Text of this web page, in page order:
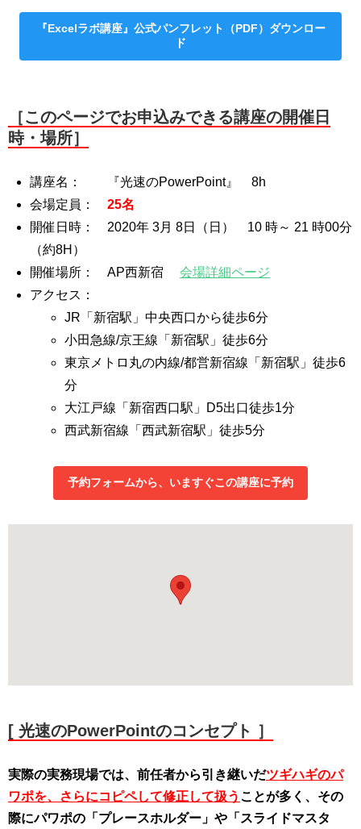
『Excelラボ講座』公式パンフレット（PDF）ダウンロー
ド
［このページでお申込みできる講座の開催日
時・場所］
講座名： 『光速のPowerPoint』 8h
会場定員：25名
開催日時： 2020年 3月 8日（日） 10 時～ 21 時00分
（約8H）
開催場所： AP西新宿会場詳細ページ
アクセス：
JR「新宿駅」中央西口から徒歩6分
小田急線/京王線「新宿駅」徒歩6分
東京メトロ丸の内線/都営新宿線「新宿駅」徒歩6
分
大江戸線「新宿西口駅」D5出口徒歩1分
西武新宿線「西武新宿駅」徒歩5分
予約フォームから、いますぐこの講座に予約
[ 光速のPowerPointのコンセプト ］
実際の実務現場では、前任者から引き継いだツギハギのパ
ワポを、さらにコピペして修正して扱う ことが多く、その
際にパワポの「プレースホルダー」や「スライドマスタ